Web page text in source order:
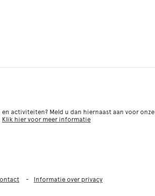
activiteiten? Meld u dan hiernaast aan voor onze
Klik hier voor meer informatie
Informatie over privacy